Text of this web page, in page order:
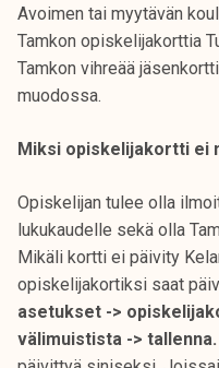
Avoimen tai myytävän
Tamkon opiskelijakorttia
Tamkon vihreää
muodossa.
Miksi opiskelijakortti ei
Opiskelijan tulee olla
lukukaudelle sekä olla
Mikäli kortti ei päivity
opiskelijakortiksi saat
asetukset ->
välimuistista -> tallenna.